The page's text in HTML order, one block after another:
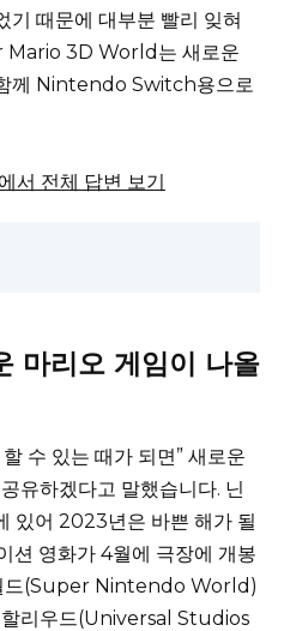
기 때문에 대부분 빨리 잊혀
Mario 3D World는 새로운
께 Nintendo Switch용으로
서 전체 답변 보기
마리오 게임이 나올
수 있는 때가 되면” 새로운
유하겠다고 말했습니다. 닌
있어 2023년은 바쁜 해가 될
션 영화가 4월에 극장에 개봉
드(Super Nintendo World)
할리우드(Universal Studios